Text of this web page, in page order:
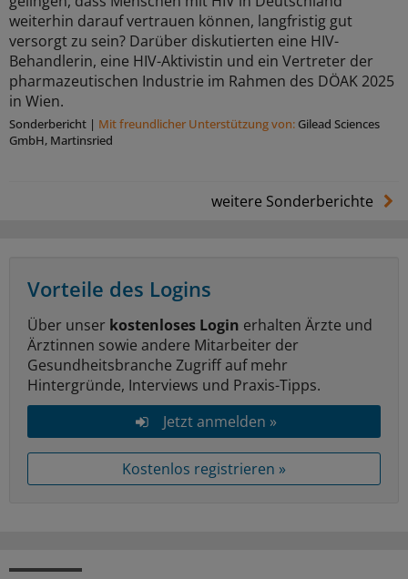
weiterhin darauf vertrauen können, langfristig gut
versorgt zu sein? Darüber diskutierten eine HIV-
Behandlerin, eine HIV-Aktivistin und ein Vertreter der
pharmazeutischen Industrie im Rahmen des DÖAK 2025
in Wien.
Sonderbericht | Mit freundlicher Unterstützung von: Gilead Sciences
GmbH, Martinsried
weitere Sonderberichte
Vorteile des Logins
Über unser kostenloses Login erhalten Ärzte und
Ärztinnen sowie andere Mitarbeiter der
Gesundheitsbranche Zugriff auf mehr
Hintergründe, Interviews und Praxis-Tipps.
Jetzt anmelden »
Kostenlos registrieren »